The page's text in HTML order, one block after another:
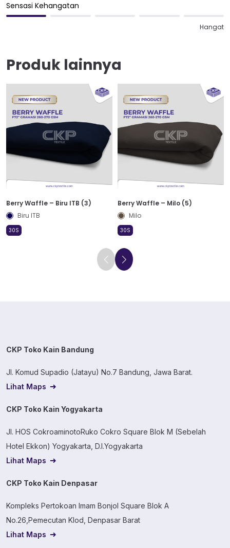
Sensasi Kehangatan
Hangat
Produk lainnya
Berry Waffle – Biru ITB (3)
Biru ITB
30S
Berry Waffle – Milo (5)
Milo
30S
CKP Toko Kain Bandung
Jl. Komud Supadio (Jatayu) No.7 Bandung, Jawa Barat.
Lihat Maps
CKP Toko Kain Yogyakarta
Jl. HOS CokroaminotoRuko Cokro Square Blok M (Sebelah
Hotel Ekkon) Yogyakarta, D.I.Yogyakarta
Lihat Maps
CKP Toko Kain Denpasar
Kompleks Pertokoan Imam Bonjol Square Blok A
No.26,Pemecutan Klod, Denpasar Barat
Lihat Maps